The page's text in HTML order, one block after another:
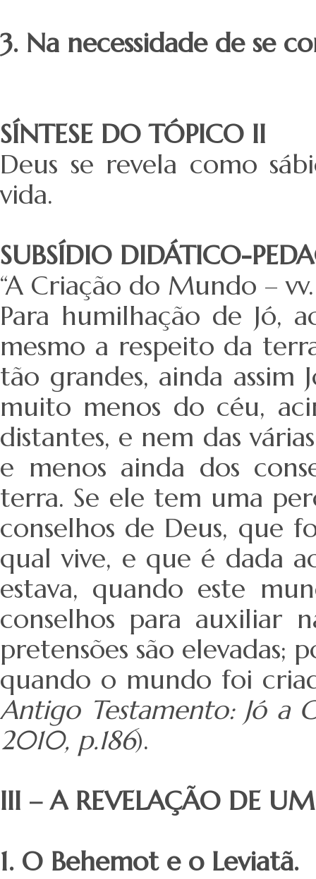
3. Na necessidade de se
SÍNTESE DO TÓPICO II
Deus se revela como
vida.
SUBSÍDIO DIDÁTICO-
“A Criação do Mundo –
Para humilhação de Jó,
mesmo a respeito da
tão grandes, ainda assim
muito menos do céu,
distantes, e nem das
e menos ainda dos
terra. Se ele tem uma
conselhos de Deus, que
qual vive, e que é dada
estava, quando este
conselhos para auxiliar
pretensões são elevadas;
quando o mundo foi
Antigo Testamento: Jó a
2010, p.186).
III – A REVELAÇÃO DE
1. O Behemot e o Leviatã.